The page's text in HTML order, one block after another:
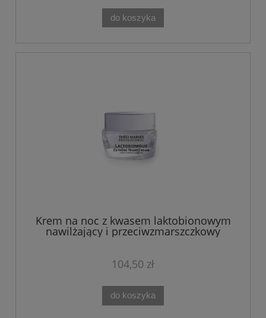
do koszyka
Krem na noc z kwasem laktobionowym
nawilżający i przeciwzmarszczkowy
LACTOBIONIQUE 50ML The Marvee
104,50 zł
do koszyka